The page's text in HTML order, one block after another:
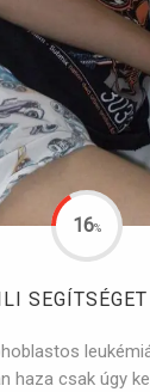
haza csak úgy
16%